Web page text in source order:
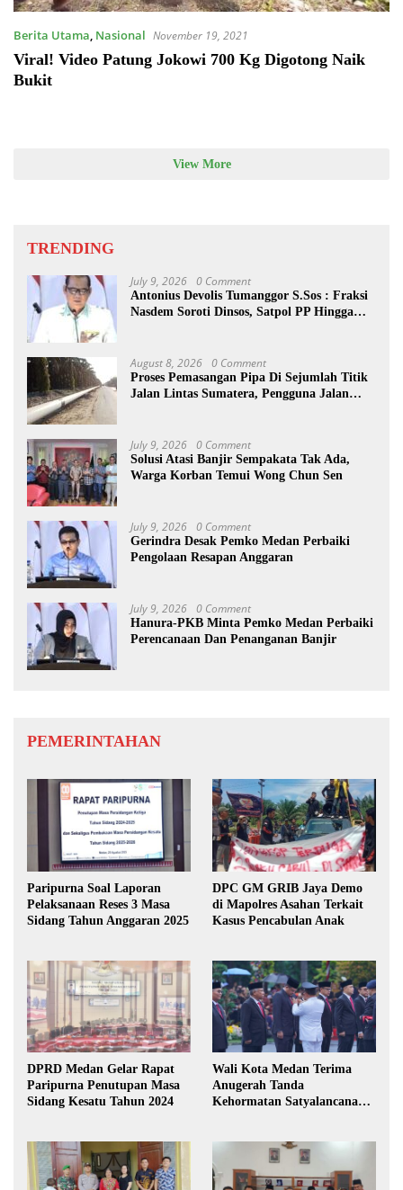
Berita Utama, Nasional November 19, 2021
Viral! Video Patung Jokowi 700 Kg Digotong Naik
Bukit
View More
TRENDING
July 9, 2026 0 Comment
Antonius Devolis Tumanggor S.Sos : Fraksi
Nasdem Soroti Dinsos, Satpol PP Hingga
August 8, 2026 0 Comment
Proses Pemasangan Pipa Di Sejumlah Titik
Jalan Lintas Sumatera, Pengguna Jalan
July 9, 2026 0 Comment
Solusi Atasi Banjir Sempakata Tak Ada,
Warga Korban Temui Wong Chun Sen
July 9, 2026 0 Comment
Gerindra Desak Pemko Medan Perbaiki
Pengolaan Resapan Anggaran
July 9, 2026 0 Comment
Hanura-PKB Minta Pemko Medan Perbaiki
Perencanaan Dan Penanganan Banjir
PEMERINTAHAN
Paripurna Soal Laporan
Pelaksanaan Reses 3 Masa
Sidang Tahun Anggaran 2025
DPC GM GRIB Jaya Demo
di Mapolres Asahan Terkait
Kasus Pencabulan Anak
DPRD Medan Gelar Rapat
Paripurna Penutupan Masa
Sidang Kesatu Tahun 2024
Wali Kota Medan Terima
Anugerah Tanda
Kehormatan Satyalancana